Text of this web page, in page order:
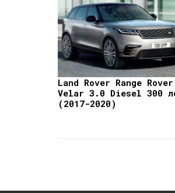
Land Rover Range Rover
Velar 3.0 Diesel 300
(2017-2020)